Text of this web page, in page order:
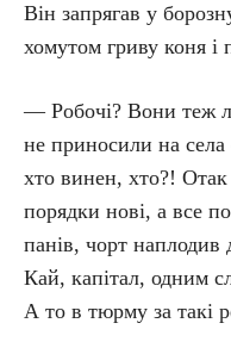
Він запрягав у
хомутом гриву коня і
— Робочі? Вони теж
не приносили на
хто винен, хто?! Отак
порядки нові, а все
панів, чорт наплодив
Кай, капітал, одним
А то в тюрму за такі